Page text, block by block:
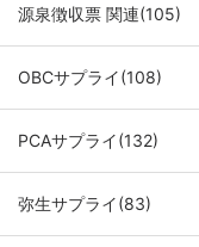
源泉徴収票 関連(105)
OBCサプライ(108)
PCAサプライ(132)
弥生サプライ(83)